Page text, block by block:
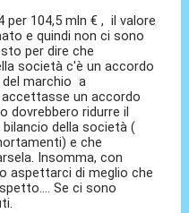
per 104,5 mln € , il valore
e quindi non ci sono
per dire che
società c'è un accordo
del marchio a
un accordo
dovrebbero ridurre il
della società (
e che
Insomma, con
aspettarci di meglio che
Se ci sono